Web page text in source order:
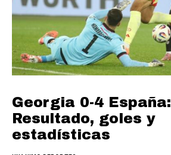
Georgia 0-4 España:
Resultado, goles y
estadísticas